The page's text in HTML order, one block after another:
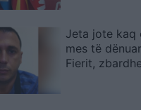
Jeta jote kaq
mes të
Fierit,